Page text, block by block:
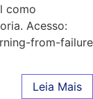
como
Acesso:
from-failure
Leia Mais